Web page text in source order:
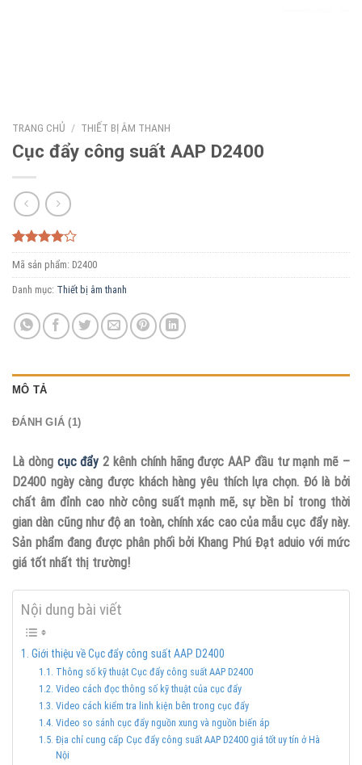
TRANG CHỦ / THIẾT BỊ ÂM THANH
Cục đẩy công suất AAP D2400
4.00trên
5 dựa
trên
1
đánh
giá
Mã sản phẩm: D2400
Danh mục: Thiết bị âm thanh
MÔ TẢ
ĐÁNH GIÁ (1)
Là dòng cục đẩy 2 kênh chính hãng được AAP đầu tư mạnh mẽ –
D2400 ngày càng được khách hàng yêu thích lựa chọn. Đó là bởi
chất âm đỉnh cao nhờ công suất mạnh mẽ, sự bền bỉ trong thời
gian dàn cũng như độ an toàn, chính xác cao của mẫu cục đẩy này.
Sản phẩm đang được phân phối bởi Khang Phú Đạt aduio với mức
giá tốt nhất thị trường!
Nội dung bài viết
Giới thiệu về Cục đẩy công suất AAP D2400
Thông số kỹ thuật Cục đẩy công suất AAP D2400
Video cách đọc thông số kỹ thuật của cục đẩy
Video cách kiểm tra linh kiện bên trong cục đẩy
Video so sánh cục đẩy nguồn xung và nguồn biến áp
Địa chỉ cung cấp Cục đẩy công suất AAP D2400 giá tốt uy tín ở Hà
Nội